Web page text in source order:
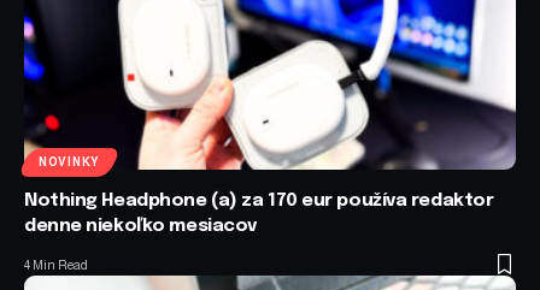
NOVINKY
Nothing Headphone (a) za 170 eur používa redaktor
denne niekoľko mesiacov
4 Min Read